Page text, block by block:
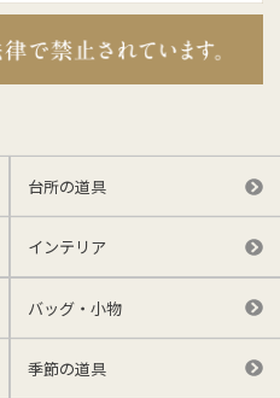
台所の道具
インテリア
バッグ・小物
季節の道具